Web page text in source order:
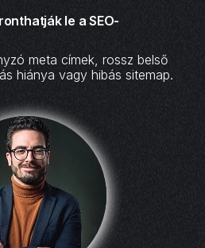
le a SEO-
meta címek, rossz belső
hiánya vagy hibás sitemap.